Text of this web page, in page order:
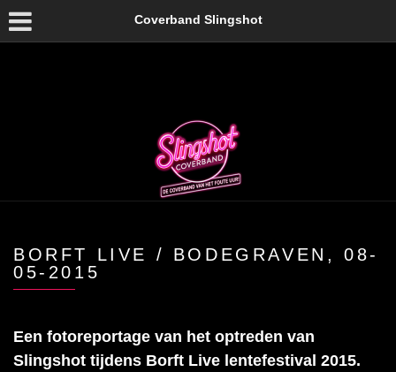
Coverband Slingshot
BORFT LIVE / BODEGRAVEN, 08-
05-2015
Een fotoreportage van het optreden van
Slingshot tijdens Borft Live lentefestival 2015.